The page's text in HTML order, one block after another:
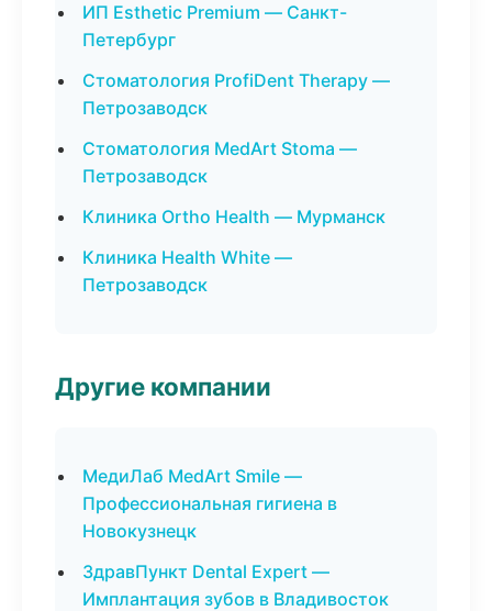
ИП Esthetic Premium — Санкт-
Петербург
Стоматология ProfiDent Therapy —
Петрозаводск
Стоматология MedArt Stoma —
Петрозаводск
Клиника Ortho Health — Мурманск
Клиника Health White —
Петрозаводск
Другие компании
МедиЛаб MedArt Smile —
Профессиональная гигиена в
Новокузнецк
ЗдравПункт Dental Expert —
Имплантация зубов в Владивосток